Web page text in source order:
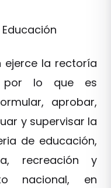
ejerce la rectoría
por lo que es
aprobar,
y supervisar la
de educación,
recreación y
nacional, en